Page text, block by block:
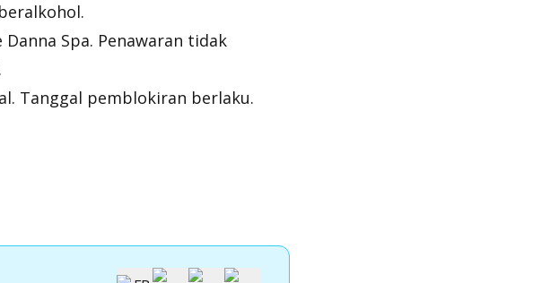
Danna Spa. Penawaran tidak
Tanggal pemblokiran berlaku.